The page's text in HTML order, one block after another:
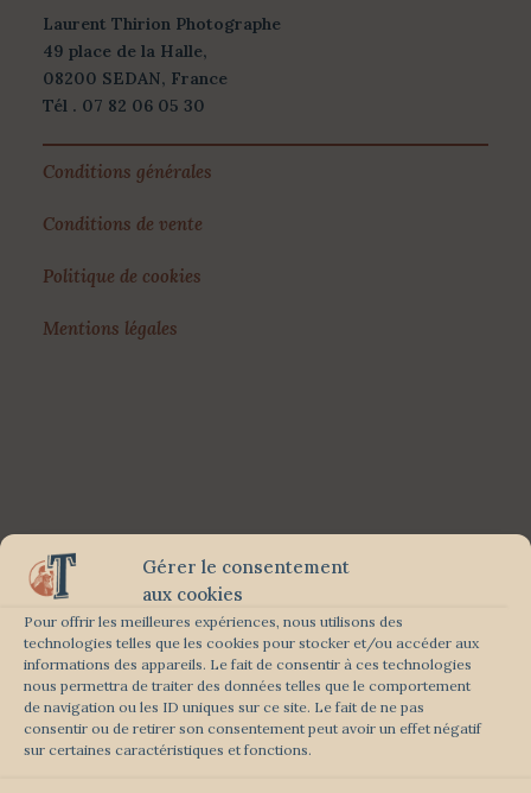
Gérer le consentement
aux cookies
Pour offrir les meilleures expériences, nous utilisons des
technologies telles que les cookies pour stocker et/ou accéder aux
informations des appareils. Le fait de consentir à ces technologies
nous permettra de traiter des données telles que le comportement
de navigation ou les ID uniques sur ce site. Le fait de ne pas
consentir ou de retirer son consentement peut avoir un effet négatif
sur certaines caractéristiques et fonctions.
Laurent Thirion Photographe
49 place de la Halle,
08200 SEDAN, France
Tél . 07 82 06 05 30
Conditions générales
Conditions de vente
Politique de cookies
Mentions légales